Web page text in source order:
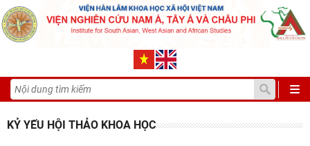
KỶ YẾU HỘI THẢO KHOA HỌC